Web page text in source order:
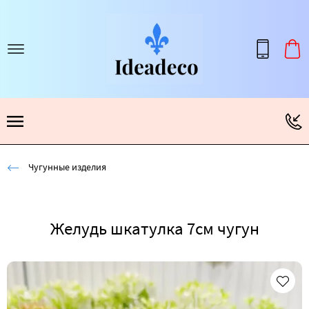
Чугунные изделия
Желудь шкатулка 7см чугун